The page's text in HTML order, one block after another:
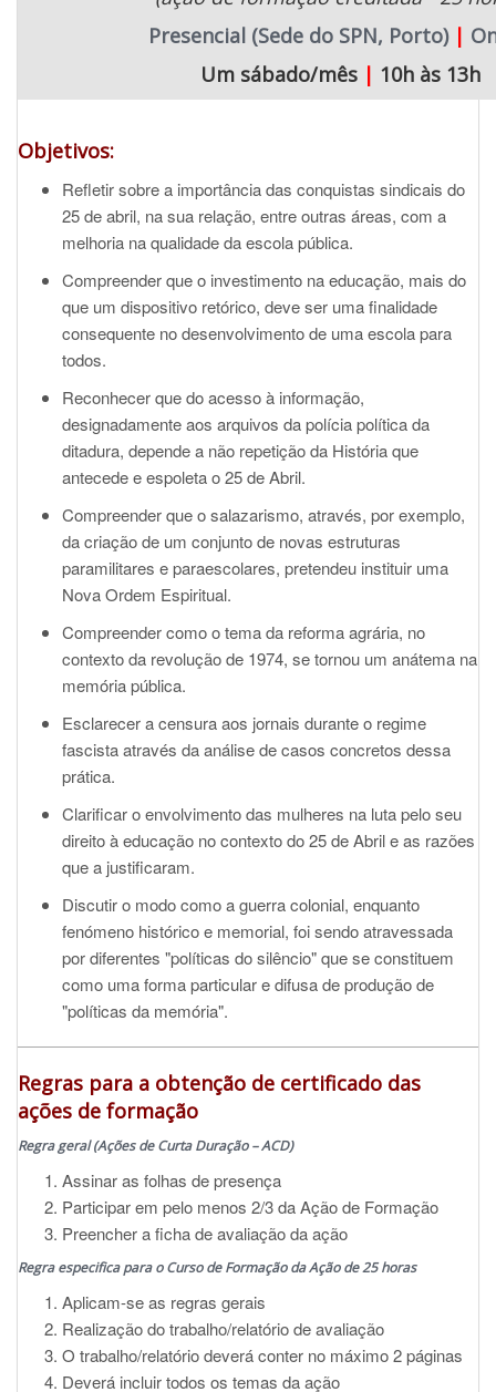
Presencial (Sede do SPN, Porto) |
Um sábado/mês | 10h às 13h
Objetivos:
Refletir sobre a importância das conquistas sindicais do
25 de abril, na sua relação, entre outras áreas, com a
melhoria na qualidade da escola pública.
Compreender que o investimento na educação, mais do
que um dispositivo retórico, deve ser uma finalidade
consequente no desenvolvimento de uma escola para
todos.
Reconhecer que do acesso à informação,
designadamente aos arquivos da polícia política da
ditadura, depende a não repetição da História que
antecede e espoleta o 25 de Abril.
Compreender que o salazarismo, através, por exemplo,
da criação de um conjunto de novas estruturas
paramilitares e paraescolares, pretendeu instituir uma
Nova Ordem Espiritual.
Compreender como o tema da reforma agrária, no
contexto da revolução de 1974, se tornou um anátema na
memória pública.
Esclarecer a censura aos jornais durante o regime
fascista através da análise de casos concretos dessa
prática.
Clarificar o envolvimento das mulheres na luta pelo seu
direito à educação no contexto do 25 de Abril e as razões
que a justificaram.
Discutir o modo como a guerra colonial, enquanto
fenómeno histórico e memorial, foi sendo atravessada
por diferentes "políticas do silêncio" que se constituem
como uma forma particular e difusa de produção de
"políticas da memória".
Regras para a obtenção de certificado das
ações de formação
Regra geral (Ações de Curta Duração – ACD)
Assinar as folhas de presença
Participar em pelo menos 2/3 da Ação de Formação
Preencher a ficha de avaliação da ação
Regra especifica para o Curso de Formação da Ação de 25 horas
Aplicam-se as regras gerais
Realização do trabalho/relatório de avaliação
O trabalho/relatório deverá conter no máximo 2 páginas
Deverá incluir todos os temas da ação